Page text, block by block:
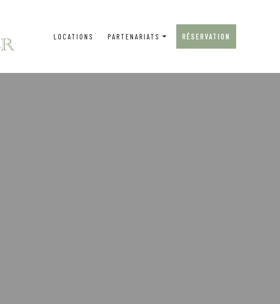
LOCATIONS PARTENARIATS RÉSERVATION